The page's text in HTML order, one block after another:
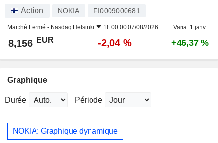
Action NOKIA FI0009000681
Marché Fermé - Nasdaq Helsinki 18:00:00 07/08/2026 Varia. 1 janv.
8,156 EUR -2,04 % +46,37 %
Graphique
Durée Période
NOKIA: Graphique dynamique